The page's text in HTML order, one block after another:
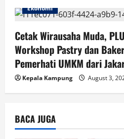
Ekonomi
Cetak Wirausaha Muda,
Workshop Pastry dan
Pemerhati UMKM dari
Kepala Kampung August 3,
BACA JUGA